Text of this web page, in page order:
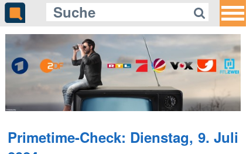
Primetime-Check: Dienstag, 9. Juli